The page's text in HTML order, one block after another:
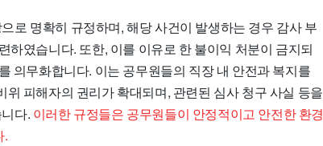
로 명확히 규정하며, 해당 사건이 발생하는 경우 감사 부
하였습니다. 또한, 이를 이유로 한 불이익 처분이 금지되
의무화합니다. 이는 공무원들의 직장 내 안전과 복지를
피해자의 권리가 확대되며, 관련된 심사 청구 사실 등을
다. 이러한 규정들은 공무원들이 안정적이고 안전한 환경
.